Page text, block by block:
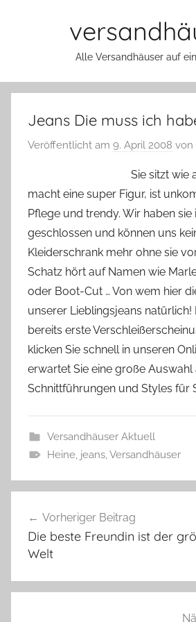
Alle Versandhäuser auf
Jeans Die muss ich
Veröffentlicht am 9. April 2008 von
Sie sitzt wie
macht eine super Figur, ist
Pflege und trendy. Wir haben sie
geschlossen und können uns
Kleiderschrank mehr ohne sie
Schatz hört auf Namen wie
oder Boot-Cut … Von wem hier
unserer Lieblingsjeans natürlich!
bereits erste
klicken Sie schnell in unseren
erwartet Sie eine große Auswahl
Schnittführungen und Styles für
Versandhäuser Aktuell
Heine, jeans, Versandhäuser
Vorheriger Beitrag
Die beste Freundin ist der
Welt